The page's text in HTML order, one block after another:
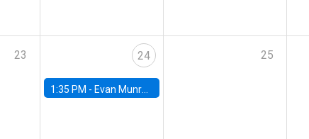
23 24
1:35 PM - Evan Munro, Neyman Visiting Assistant Professor in the Department of Statistics at UC Berkeley
25